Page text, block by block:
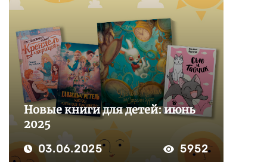
Новые книги для детей: июнь
2025
03.06.2025 5952